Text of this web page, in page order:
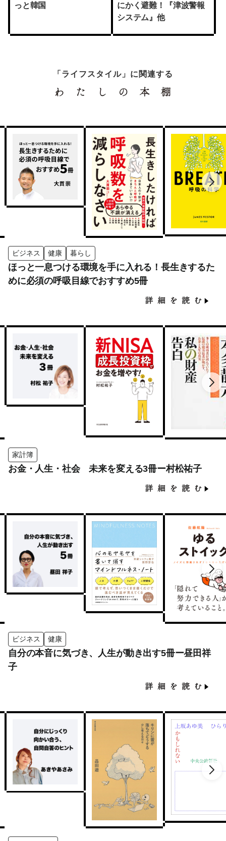
っと韓国
にかく避難！『津波警報
システム』他
「ライフスタイル」に関連する
ビジネス 健康 暮らし
ほっと一息つける環境を手に入れる！長生きするた
めに必須の呼吸目線でおすすめ5冊
家計簿
お金・人生・社会 未来を変える3冊ー村松祐子
ビジネス 健康
自分の本音に気づき、人生が動き出す5冊ー昼田祥
子